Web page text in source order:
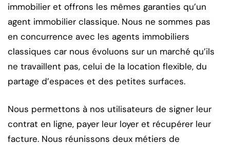
immobilier et offrons les mêmes garanties qu’un
agent immobilier classique. Nous ne sommes pas
en concurrence avec les agents immobiliers
classiques car nous évoluons sur un marché qu’ils
ne travaillent pas, celui de la location flexible, du
partage d’espaces et des petites surfaces.
Nous permettons à nos utilisateurs de signer leur
contrat en ligne, payer leur loyer et récupérer leur
facture. Nous réunissons deux métiers de